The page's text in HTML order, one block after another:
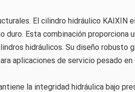
El cilindro hidráulico KAIXIN
Esta combinación proporciona
hidráulicos. Su diseño robusto
aplicaciones de servicio pesado
la integridad hidráulica bajo